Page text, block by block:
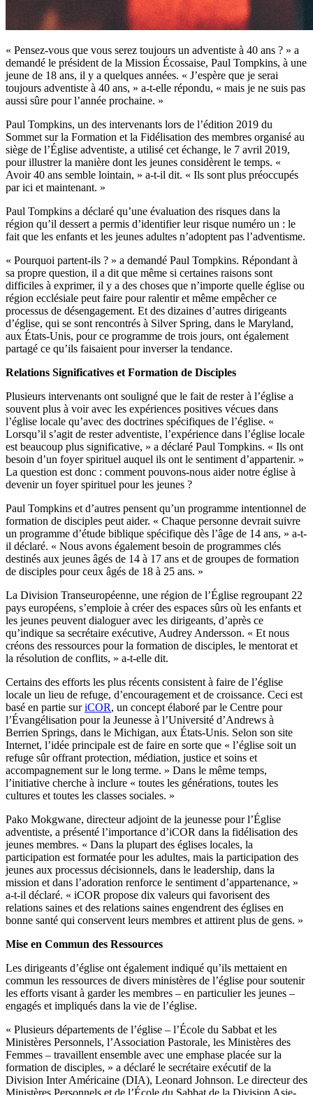
« Pensez-vous que vous serez toujours un adventiste à 40 ans ? » a
demandé le président de la Mission Écossaise, Paul Tompkins, à une
jeune de 18 ans, il y a quelques années. « J’espère que je serai
toujours adventiste à 40 ans, » a-t-elle répondu, « mais je ne suis pas
aussi sûre pour l’année prochaine. »
Paul Tompkins, un des intervenants lors de l’édition 2019 du
Sommet sur la Formation et la Fidélisation des membres organisé au
siège de l’Église adventiste, a utilisé cet échange, le 7 avril 2019,
pour illustrer la manière dont les jeunes considèrent le temps. «
Avoir 40 ans semble lointain, » a-t-il dit. « Ils sont plus préoccupés
par ici et maintenant. »
Paul Tompkins a déclaré qu’une évaluation des risques dans la
région qu’il dessert a permis d’identifier leur risque numéro un : le
fait que les enfants et les jeunes adultes n’adoptent pas l’adventisme.
« Pourquoi partent-ils ? » a demandé Paul Tompkins. Répondant à
sa propre question, il a dit que même si certaines raisons sont
difficiles à exprimer, il y a des choses que n’importe quelle église ou
région ecclésiale peut faire pour ralentir et même empêcher ce
processus de désengagement. Et des dizaines d’autres dirigeants
d’église, qui se sont rencontrés à Silver Spring, dans le Maryland,
aux États-Unis, pour ce programme de trois jours, ont également
partagé ce qu’ils faisaient pour inverser la tendance.
Relations Significatives et Formation de Disciples
Plusieurs intervenants ont souligné que le fait de rester à l’église a
souvent plus à voir avec les expériences positives vécues dans
l’église locale qu’avec des doctrines spécifiques de l’église. «
Lorsqu’il s’agit de rester adventiste, l’expérience dans l’église locale
est beaucoup plus significative, » a déclaré Paul Tompkins. « Ils ont
besoin d’un foyer spirituel auquel ils ont le sentiment d’appartenir. »
La question est donc : comment pouvons-nous aider notre église à
devenir un foyer spirituel pour les jeunes ?
Paul Tompkins et d’autres pensent qu’un programme intentionnel de
formation de disciples peut aider. « Chaque personne devrait suivre
un programme d’étude biblique spécifique dès l’âge de 14 ans, » a-t-
il déclaré. « Nous avons également besoin de programmes clés
destinés aux jeunes âgés de 14 à 17 ans et de groupes de formation
de disciples pour ceux âgés de 18 à 25 ans. »
La Division Transeuropéenne, une région de l’Église regroupant 22
pays européens, s’emploie à créer des espaces sûrs où les enfants et
les jeunes peuvent dialoguer avec les dirigeants, d’après ce
qu’indique sa secrétaire exécutive, Audrey Andersson. « Et nous
créons des ressources pour la formation de disciples, le mentorat et
la résolution de conflits, » a-t-elle dit.
Certains des efforts les plus récents consistent à faire de l’église
locale un lieu de refuge, d’encouragement et de croissance. Ceci est
basé en partie suriCOR, un concept élaboré par le Centre pour
l’Évangélisation pour la Jeunesse à l’Université d’Andrews à
Berrien Springs, dans le Michigan, aux États-Unis. Selon son site
Internet, l’idée principale est de faire en sorte que « l’église soit un
refuge sûr offrant protection, médiation, justice et soins et
accompagnement sur le long terme. » Dans le même temps,
l’initiative cherche à inclure « toutes les générations, toutes les
cultures et toutes les classes sociales. »
Pako Mokgwane, directeur adjoint de la jeunesse pour l’Église
adventiste, a présenté l’importance d’iCOR dans la fidélisation des
jeunes membres. « Dans la plupart des églises locales, la
participation est formatée pour les adultes, mais la participation des
jeunes aux processus décisionnels, dans le leadership, dans la
mission et dans l’adoration renforce le sentiment d’appartenance, »
a-t-il déclaré. « iCOR propose dix valeurs qui favorisent des
relations saines et des relations saines engendrent des églises en
bonne santé qui conservent leurs membres et attirent plus de gens. »
Mise en Commun des Ressources
Les dirigeants d’église ont également indiqué qu’ils mettaient en
commun les ressources de divers ministères de l’église pour soutenir
les efforts visant à garder les membres – en particulier les jeunes –
engagés et impliqués dans la vie de l’église.
« Plusieurs départements de l’église – l’École du Sabbat et les
Ministères Personnels, l’Association Pastorale, les Ministères des
Femmes – travaillent ensemble avec une emphase placée sur la
formation de disciples, » a déclaré le secrétaire exécutif de la
Division Inter Américaine (DIA), Leonard Johnson. Le directeur des
Ministères Personnels et de l’École du Sabbat de la Division Asie-